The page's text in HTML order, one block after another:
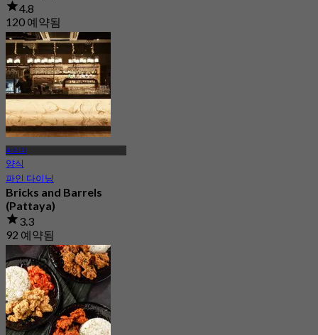
4.8
120 예약됨
에서฿ 375
파타야
양식
파인 다이닝
Bricks and Barrels
(Pattaya)
3.3
92 예약됨
에서฿ 483.33